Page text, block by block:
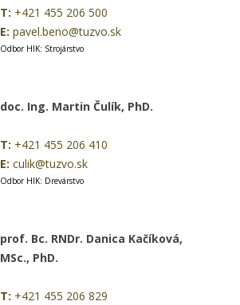
T: +421 455 206 500
E: pavel.beno@tuzvo.sk
Odbor HIK: Strojárstvo
doc. Ing. Martin Čulík, PhD.
T: +421 455 206 410
E: culik@tuzvo.sk
Odbor HIK: Drevárstvo
prof. Bc. RNDr. Danica Kačíková,
MSc., PhD.
T: +421 455 206 829